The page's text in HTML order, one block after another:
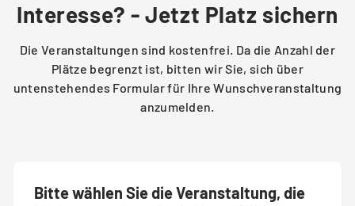
Interesse? - Jetzt Platz sichern
Die Veranstaltungen sind kostenfrei. Da die Anzahl der
Plätze begrenzt ist, bitten wir Sie, sich über
untenstehendes Formular für Ihre Wunschveranstaltung
anzumelden.
Bitte wählen Sie die Veranstaltung, die